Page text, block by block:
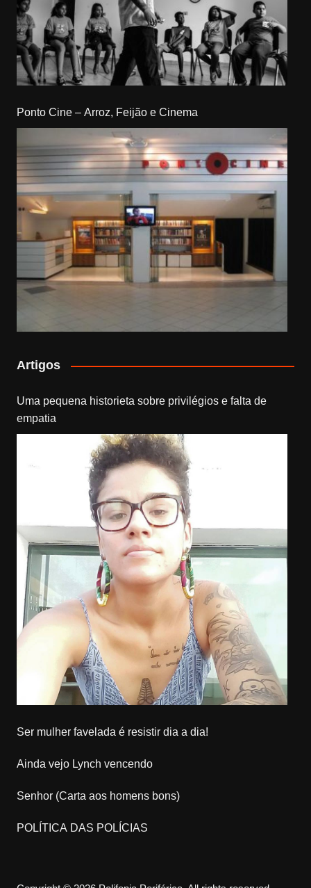
Ponto Cine – Arroz, Feijão e Cinema
Artigos
Uma pequena historieta sobre privilégios e falta de
empatia
Ser mulher favelada é resistir dia a dia!
Ainda vejo Lynch vencendo
Senhor (Carta aos homens bons)
POLÍTICA DAS POLÍCIAS